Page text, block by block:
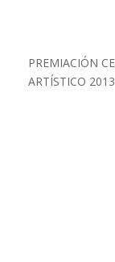
PREMIACIÓN
ARTÍSTICO 2013